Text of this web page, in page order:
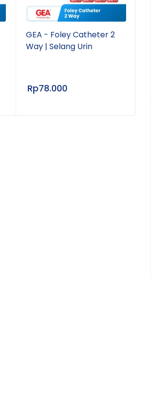
GEA - Foley Catheter 2
Way | Selang Urin
Rp78.000